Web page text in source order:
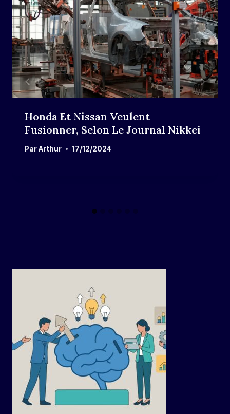
Honda Et Nissan Veulent
Fusionner, Selon Le Journal Nikkei
ParArthur 17/12/2024